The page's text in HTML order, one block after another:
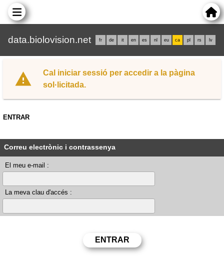
data.biolovision.net fr de it en es nl eu ca pl rs lv
Cal iniciar sessió per accedir a la pàgina
sol·licitada.
ENTRAR
Correu electrònic i contrassenya
El meu e-mail :
La meva clau d'accés :